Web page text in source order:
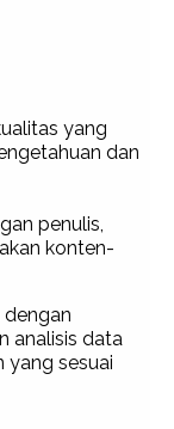
yang
dan
penulis,
konten-
dengan
analisis data
yang sesuai